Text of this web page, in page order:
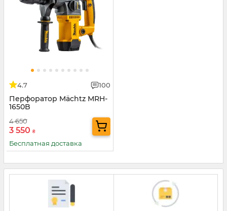
4.7 100
Перфоратор Mächtz MRH-
1650B
4 650
3 550 ₴
Бесплатная доставка